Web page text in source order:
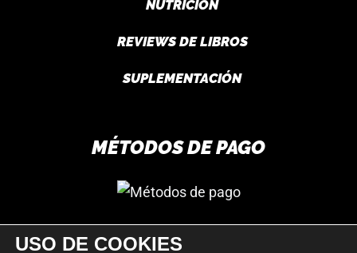
NUTRICIÓN
REVIEWS DE LIBROS
SUPLEMENTACIÓN
MÉTODOS DE PAGO
USO DE COOKIES